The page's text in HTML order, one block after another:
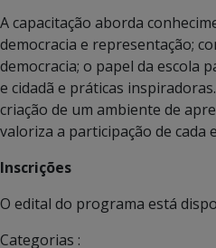
A capacitação aborda
democracia e representação;
democracia; o papel da escola
e cidadã e práticas
criação de um ambiente de
valoriza a participação de cada
Inscrições
O edital do programa está
Categorias :